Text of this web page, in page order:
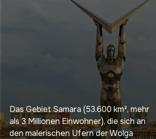
Das Gebiet Samara (53.600 km², mehr
als 3 Millionen Einwohner), die sich an
den malerischen Ufern der Wolga